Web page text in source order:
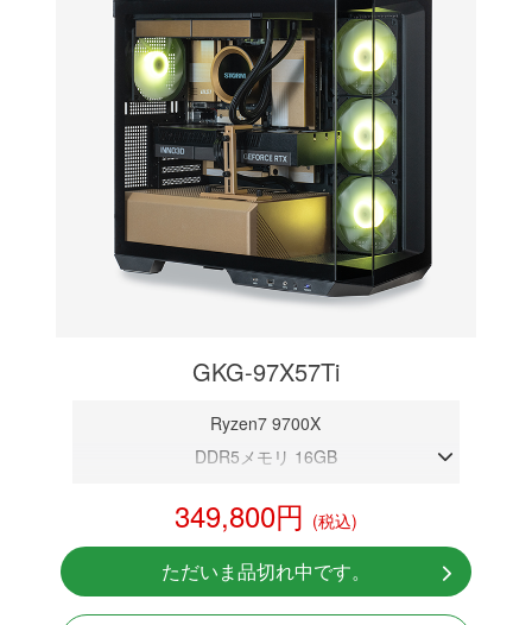
GKG-97X57Ti
Ryzen7 9700X
DDR5メモリ 16GB
NVMeSSD 1TB
無線LAN Bluetooth対応
Windows11 Home 64bit
349,800円 (税込)
ただいま品切れ中です。